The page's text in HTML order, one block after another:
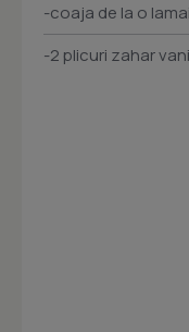
-coaja de la o
-2 plicuri zahar